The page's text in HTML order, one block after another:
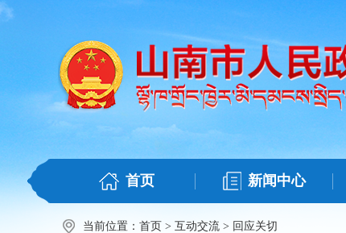
首页 新闻中心
当前位置： 首页 > 互动交流 > 回应关切